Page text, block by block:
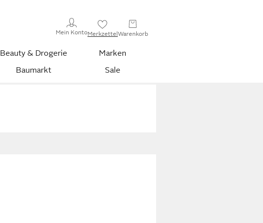
Mein KontoMerkzettelWarenkorb
Beauty & Drogerie
Marken
Baumarkt Sale